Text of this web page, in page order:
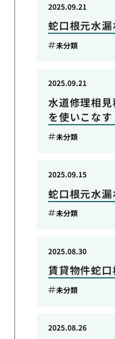
蛇口根元水
2025.09.21
未分類
水道修理相
を使いこなす
2025.09.21
未分類
蛇口根元水
2025.09.15
未分類
賃貸物件蛇
2025.08.30
未分類
2025.08.26